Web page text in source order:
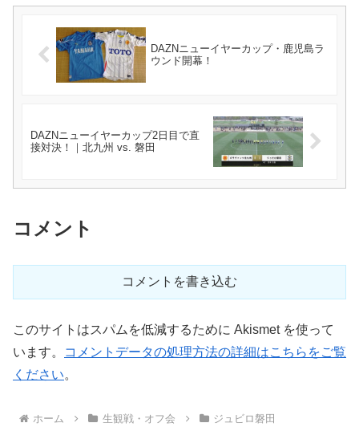
DAZNニューイヤーカップ・鹿児島ラ
ウンド開幕！
DAZNニューイヤーカップ2日目で直
接対決！｜北九州 vs. 磐田
コメント
コメントを書き込む
このサイトはスパムを低減するために Akismet を使って
います。
コメントデータの処理方法の詳細はこちらをご覧
ください。
ホーム 生観戦・オフ会 ジュビロ磐田